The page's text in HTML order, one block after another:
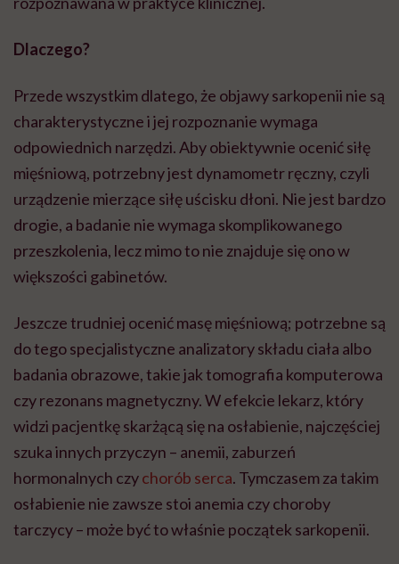
Dlaczego?
Przede wszystkim dlatego, że objawy sarkopenii nie są
charakterystyczne i jej rozpoznanie wymaga
odpowiednich narzędzi. Aby obiektywnie ocenić siłę
mięśniową, potrzebny jest dynamometr ręczny, czyli
urządzenie mierzące siłę uścisku dłoni. Nie jest bardzo
drogie, a badanie nie wymaga skomplikowanego
przeszkolenia, lecz mimo to nie znajduje się ono w
większości gabinetów.
Jeszcze trudniej ocenić masę mięśniową; potrzebne są
do tego specjalistyczne analizatory składu ciała albo
badania obrazowe, takie jak tomografia komputerowa
czy rezonans magnetyczny. W efekcie lekarz, który
widzi pacjentkę skarżącą się na osłabienie, najczęściej
szuka innych przyczyn – anemii, zaburzeń
hormonalnych czychorób serca. Tymczasem za takim
osłabienie nie zawsze stoi anemia czy choroby
tarczycy – może być to właśnie początek sarkopenii.